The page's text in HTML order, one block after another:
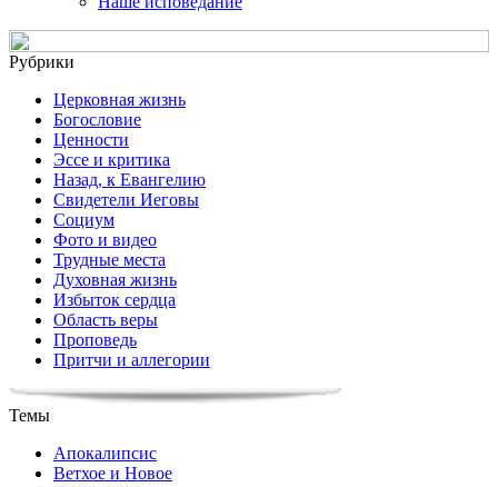
Рубрики
Церковная жизнь
Богословие
Ценности
Эссе и критика
Назад, к Евангелию
Свидетели Иеговы
Социум
Фото и видео
Трудные места
Духовная жизнь
Избыток сердца
Область веры
Проповедь
Притчи и аллегории
Темы
Апокалипсис
Ветхое и Новое